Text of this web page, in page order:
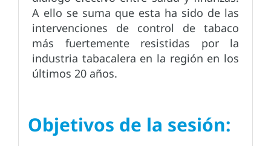
A ello se suma que esta ha sido de las
intervenciones de control de tabaco
más fuertemente resistidas por la
industria tabacalera en la región en los
últimos 20 años.
Objetivos de la sesión: